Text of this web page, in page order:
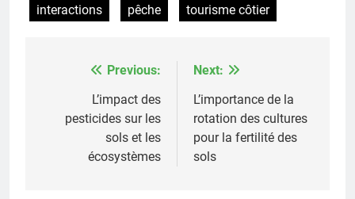
interactions
pêche tourisme côtier
navigation
Previous:
L’impact des
pesticides sur les
sols et les
écosystèmes
Next:
L’importance de la
rotation des cultures
pour la fertilité des
sols